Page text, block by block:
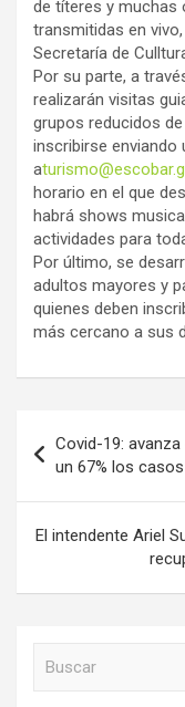
de títeres y muchas
transmitidas en
Secretaría de
Por su parte, a
realizarán visitas
grupos reducidos
inscribirse
a
horario en el que
habrá shows
actividades para
Por último, se
adultos mayores y
quienes deben
más cercano a sus
de
entradas
Covid-19:
un 67% los
El intendente Ariel